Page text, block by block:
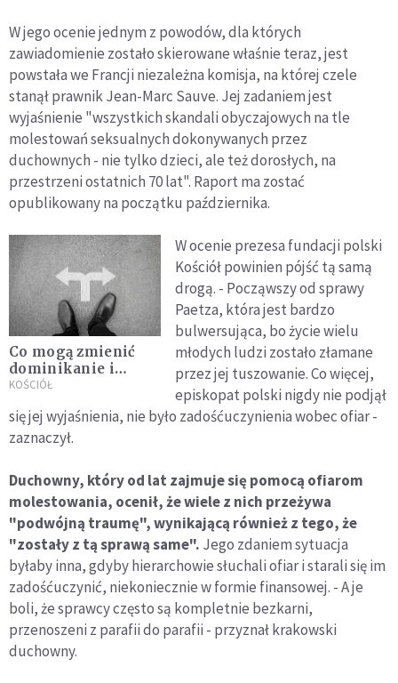
W jego ocenie jednym z powodów, dla których
zawiadomienie zostało skierowane właśnie teraz, jest
powstała we Francji niezależna komisja, na której czele
stanął prawnik Jean-Marc Sauve. Jej zadaniem jest
wyjaśnienie "wszystkich skandali obyczajowych na tle
molestowań seksualnych dokonywanych przez
duchownych - nie tylko dzieci, ale też dorosłych, na
przestrzeni ostatnich 70 lat". Raport ma zostać
opublikowany na początku października.
Co mogą zmienić
dominikanie i
Kościół, by nie
nadużyć? Oto
rekomendacje
KOŚCIÓŁ
W ocenie prezesa fundacji polski
Kościół powinien pójść tą samą
drogą. - Począwszy od sprawy
Paetza, która jest bardzo
bulwersująca, bo życie wielu
młodych ludzi zostało złamane
przez jej tuszowanie. Co więcej,
episkopat polski nigdy nie podjął
się jej wyjaśnienia, nie było zadośćuczynienia wobec ofiar -
zaznaczył.
Duchowny, który od lat zajmuje się pomocą ofiarom
molestowania, ocenił, że wiele z nich przeżywa
"podwójną traumę", wynikającą również z tego, że
"zostały z tą sprawą same". Jego zdaniem sytuacja
byłaby inna, gdyby hierarchowie słuchali ofiar i starali się im
zadośćuczynić, niekoniecznie w formie finansowej. - A je
boli, że sprawcy często są kompletnie bezkarni,
przenoszeni z parafii do parafii - przyznał krakowski
duchowny.